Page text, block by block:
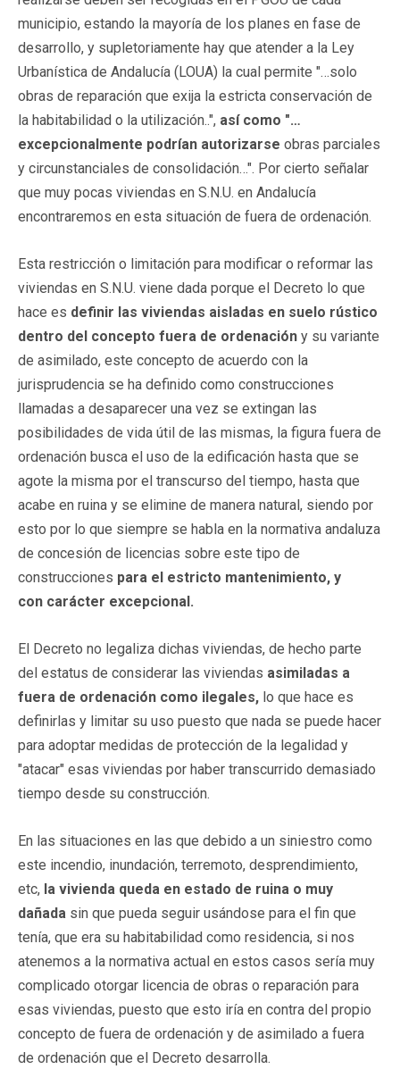
municipio, estando la mayoría de los planes en fase de
desarrollo, y supletoriamente hay que atender a la Ley
Urbanística de Andalucía (LOUA) la cual permite "…solo
obras de reparación que exija la estricta conservación de
la habitabilidad o la utilización..", así como "…
excepcionalmente podrían autorizarse obras parciales
y circunstanciales de consolidación…". Por cierto señalar
que muy pocas viviendas en S.N.U. en Andalucía
encontraremos en esta situación de fuera de ordenación.
Esta restricción o limitación para modificar o reformar las
viviendas en S.N.U. viene dada porque el Decreto lo que
hace es definir las viviendas aisladas en suelo rústico
dentro del concepto fuera de ordenación y su variante
de asimilado, este concepto de acuerdo con la
jurisprudencia se ha definido como construcciones
llamadas a desaparecer una vez se extingan las
posibilidades de vida útil de las mismas, la figura fuera de
ordenación busca el uso de la edificación hasta que se
agote la misma por el transcurso del tiempo, hasta que
acabe en ruina y se elimine de manera natural, siendo por
esto por lo que siempre se habla en la normativa andaluza
de concesión de licencias sobre este tipo de
construcciones para el estricto mantenimiento, y
con carácter excepcional.
El Decreto no legaliza dichas viviendas, de hecho parte
del estatus de considerar las viviendas asimiladas a
fuera de ordenación como ilegales, lo que hace es
definirlas y limitar su uso puesto que nada se puede hacer
para adoptar medidas de protección de la legalidad y
"atacar" esas viviendas por haber transcurrido demasiado
tiempo desde su construcción.
En las situaciones en las que debido a un siniestro como
este incendio, inundación, terremoto, desprendimiento,
etc, la vivienda queda en estado de ruina o muy
dañada sin que pueda seguir usándose para el fin que
tenía, que era su habitabilidad como residencia, si nos
atenemos a la normativa actual en estos casos sería muy
complicado otorgar licencia de obras o reparación para
esas viviendas, puesto que esto iría en contra del propio
concepto de fuera de ordenación y de asimilado a fuera
de ordenación que el Decreto desarrolla.